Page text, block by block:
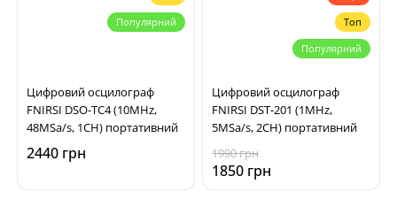
Популярний
Цифровий осцилограф
FNIRSI DSO-TC4 (10MHz,
48MSa/s, 1CH) портативний
2440 грн
Топ
Популярний
Цифровий осцилограф
FNIRSI DST-201 (1MHz,
5MSa/s, 2CH) портативний
1990 грн
1850 грн